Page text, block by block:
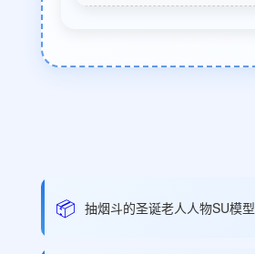
📦 抽烟斗的圣诞老人人物SU模型